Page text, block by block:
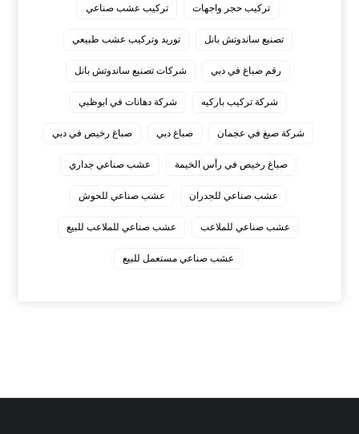
تركيب حجر واجهات تركيب عشب صناعي
تصنيع ساندوتش بانل توريد وتركيب عشب طبيعي
رقم صباغ في دبي شركات تصنيع ساندوتش بانل
شركة تركيب باركيه شركة دهانات في ابوظبي
شركة صبغ في عجمان صباغ دبي صباغ رخيص في دبي
صباغ رخيص في رأس الخيمة عشب صناعي جداري
عشب صناعي للجدران عشب صناعي للحوش
عشب صناعي للملاعب عشب صناعي للملاعب للبيع
عشب صناعي مستعمل للبيع